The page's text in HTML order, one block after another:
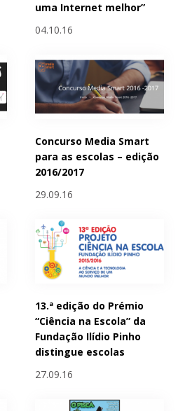
uma Internet melhor”
04.10.16
Concurso Media Smart
para as escolas – edição
2016/2017
29.09.16
13.ª edição do Prémio
“Ciência na Escola” da
Fundação Ilídio Pinho
distingue escolas
27.09.16